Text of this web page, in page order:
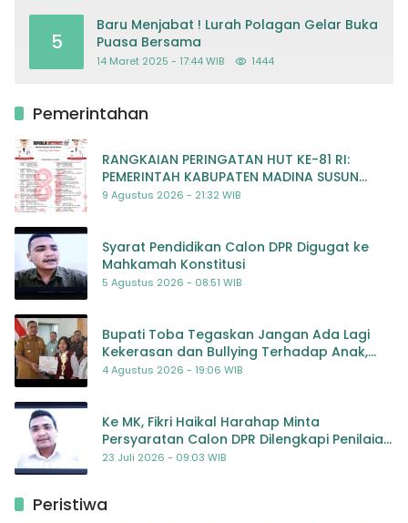
5
Baru Menjabat ! Lurah Polagan Gelar Buka
Puasa Bersama
14 Maret 2025 - 17:44 WIB 1444
Pemerintahan
RANGKAIAN PERINGATAN HUT KE-81 RI:
PEMERINTAH KABUPATEN MADINA SUSUN
RENCANA KEGIATAN MERIAH DAN BERMAKNA
9 Agustus 2026 - 21:32 WIB
Syarat Pendidikan Calon DPR Digugat ke
Mahkamah Konstitusi
5 Agustus 2026 - 08:51 WIB
Bupati Toba Tegaskan Jangan Ada Lagi
Kekerasan dan Bullying Terhadap Anak,
Dorong Kolaborasi Seluruh Pihak
4 Agustus 2026 - 19:06 WIB
Ke MK, Fikri Haikal Harahap Minta
Persyaratan Calon DPR Dilengkapi Penilaian
Kompetensi
23 Juli 2026 - 09:03 WIB
Peristiwa